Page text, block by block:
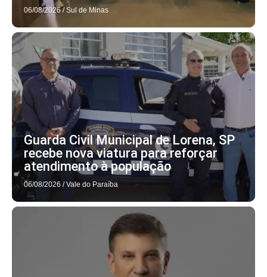
06/08/2026 / Sul de Minas
Guarda Civil Municipal de Lorena, SP
recebe nova viatura para reforçar
atendimento à população
06/08/2026 / Vale do Paraíba